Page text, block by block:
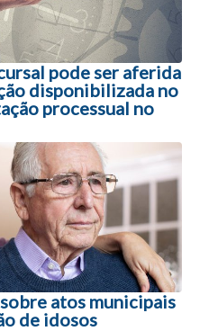
pode ser aferida
disponibilizada no
processual no
atos municipais
de idosos